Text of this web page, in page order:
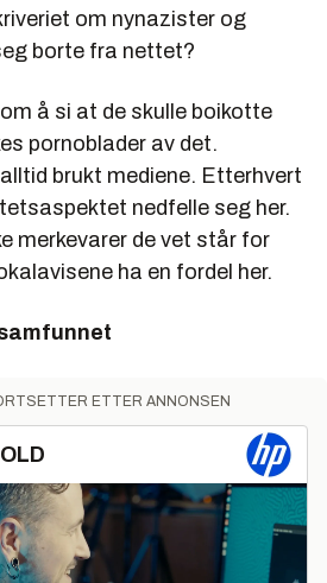
om nynazister og
borte fra nettet?
å si at de skulle boikotte
pornoblader av det.
brukt mediene. Etterhvert
nedfelle seg her.
merkevarer de vet står for
ha en fordel her.
ETTER ANNONSEN